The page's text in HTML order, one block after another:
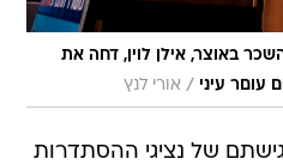
באוצר, אילן לוין, דחה את
עוםר עיני / אורי לנץ
של נציגי ההסתדרות